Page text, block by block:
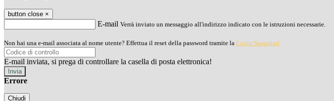
button close ×
E-mail Verrà inviato un messaggio all'indirizzo indicato con le istruzioni necessarie.
Non hai una e-mail associata al nome utente? Effettua il reset della password tramite la Login Spaggiari
E-mail inviata, si prega di controllare la casella di posta elettronica!
Errore
Chiudi